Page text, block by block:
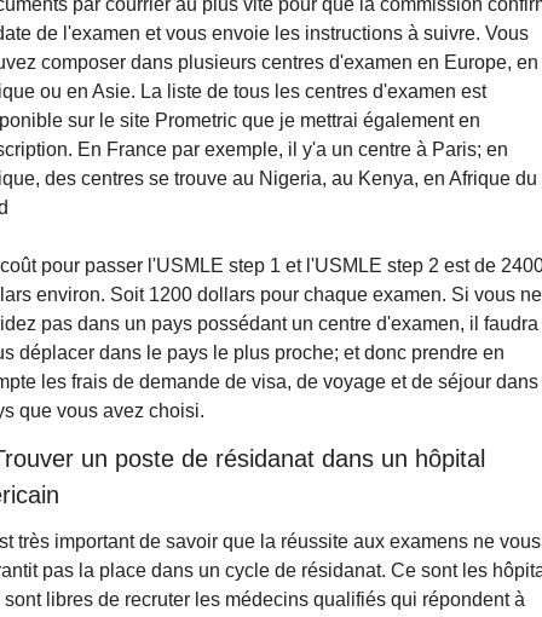
par courrier au plus vite pour que la commission
de l'examen et vous envoie les instructions à suivre. Vous
composer dans plusieurs centres d'examen en Europe, en
ou en Asie. La liste de tous les centres d'examen est
sur le site Prometric que je mettrai également en
En France par exemple, il y'a un centre à Paris; en
des centres se trouve au Nigeria, au Kenya, en Afrique du
pour passer l'USMLE step 1 et l'USMLE step 2 est de
environ. Soit 1200 dollars pour chaque examen. Si vous ne
pas dans un pays possédant un centre d'examen, il faudra
déplacer dans le pays le plus proche; et donc prendre en
les frais de demande de visa, de voyage et de séjour
que vous avez choisi.
un poste de résidanat dans un hôpital
très important de savoir que la réussite aux examens ne vous
pas la place dans un cycle de résidanat. Ce sont les
sont libres de recruter les médecins qualifiés qui répondent à